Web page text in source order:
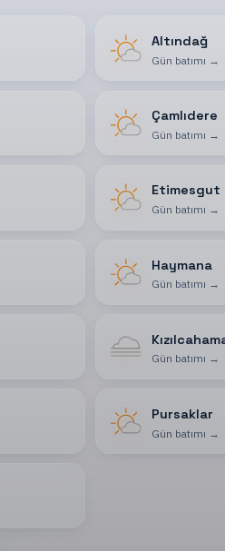
Altındağ
Gün batımı →
Çamlıdere
Gün batımı →
Etimesgut
Gün batımı →
Haymana
Gün batımı →
Gün batımı →
Pursaklar
Gün batımı →